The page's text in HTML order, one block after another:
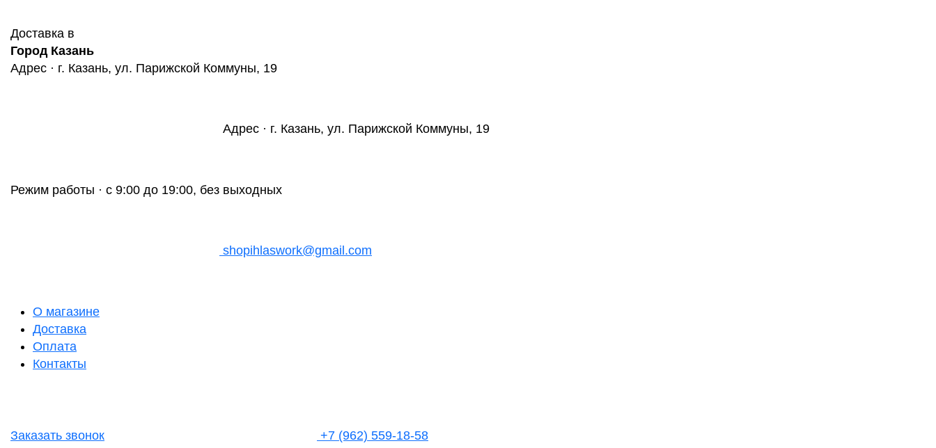
Доставка в
Город Казань
Адрес · г. Казань, ул. Парижской Коммуны, 19
Адрес · г. Казань, ул. Парижской Коммуны, 19
Режим работы · с 9:00 до 19:00, без выходных
shopihlaswork@gmail.com
О магазине
Доставка
Оплата
Контакты
Заказать звонок +7 (962) 559-18-58